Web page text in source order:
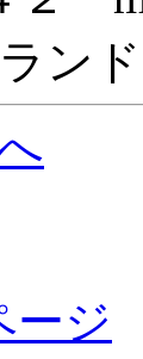
ン
ージ